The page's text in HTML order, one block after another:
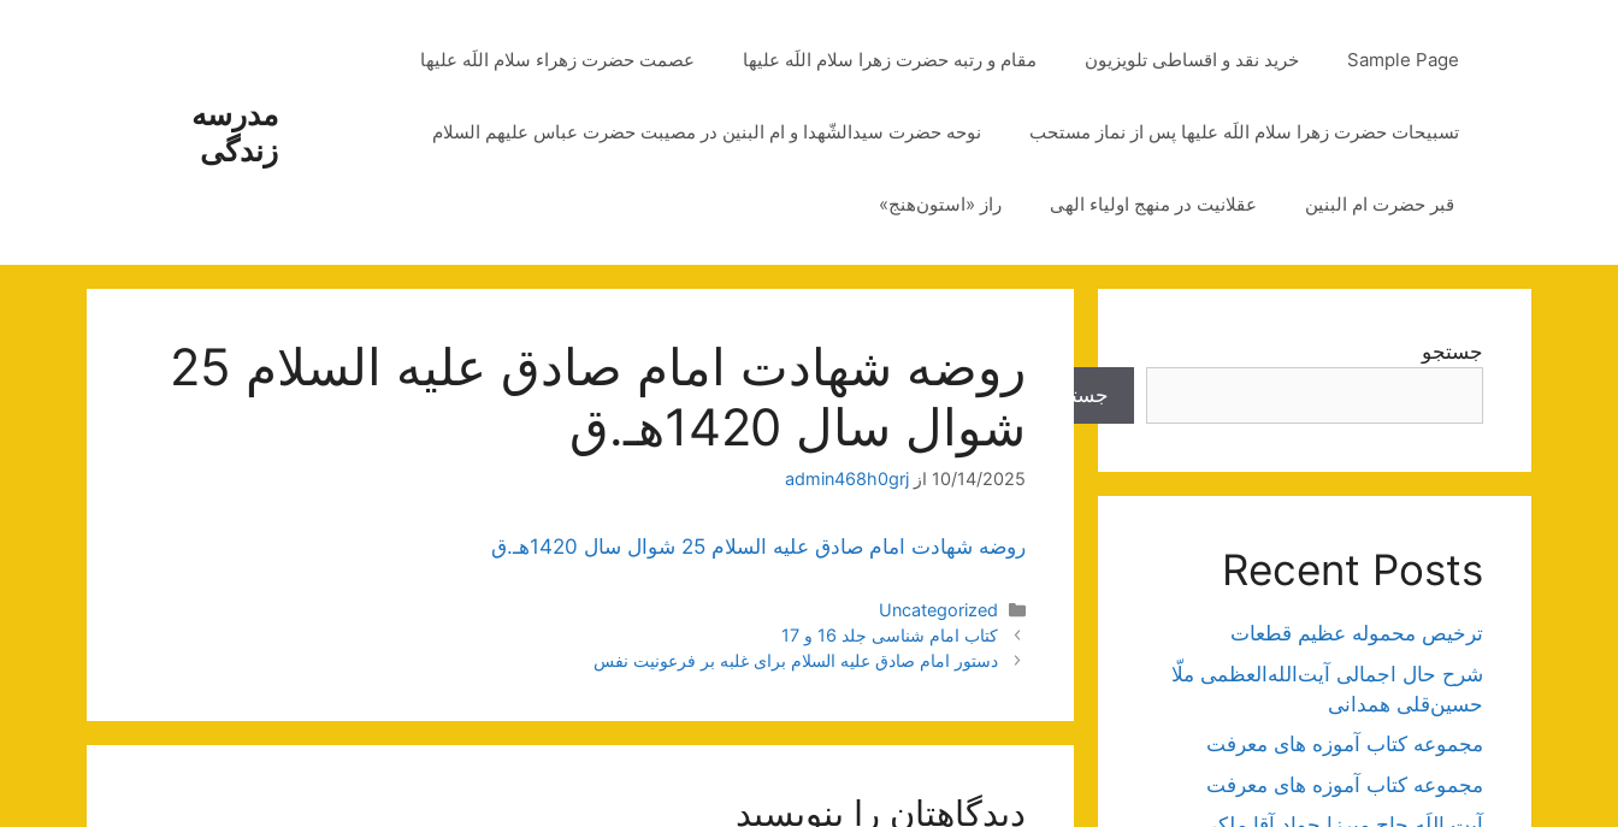
مدرسه
زندگی
Sample Page خرید نقد و اقساطی تلویزیون مقام و رتبه حضرت زهرا سلام اللَه علیها عصمت حضرت زهراء سلام اللَه علیها
تسبیحات حضرت زهرا سلام اللَه علیها پس از نماز مستحب نوحه حضرت سیدالشّهدا و ام البنین در مصیبت حضرت عباس علیهم السلام
قبر حضرت ام البنین عقلانیت در منهج اولیاء الهی راز «استون‌هنج»
روضه شهادت امام صادق علیه السلام 25
شوال سال 1420هـ.ق
10/14/2025 از admin468h0grj
روضه شهادت امام صادق علیه السلام 25 شوال سال 1420هـ.ق
دسته‌ها
Uncategorized
ناوبری
نوشته‌ها
کتاب امام شناسی جلد 16 و 17
دستور امام صادق علیه السلام برای غلبه بر فرعونیت نفس
دیدگاهتان را بنویسید
جستجو
جستجو
Recent Posts
ترخیص محموله عظیم قطعات
شرح حال اجمالی آیت‌الله‌العظمی ملّا
حسین‌قلی همدانی
مجموعه کتاب آموزه های معرفت
مجموعه کتاب آموزه های معرفت